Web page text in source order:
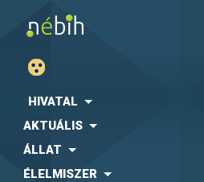
HIVATAL
AKTUÁLIS
ÁLLAT
ÉLELMISZER